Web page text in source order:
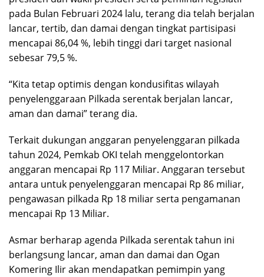
pada Bulan Februari 2024 lalu, terang dia telah berjalan
lancar, tertib, dan damai dengan tingkat partisipasi
mencapai 86,04 %, lebih tinggi dari target nasional
sebesar 79,5 %.
“Kita tetap optimis dengan kondusifitas wilayah
penyelenggaraan Pilkada serentak berjalan lancar,
aman dan damai” terang dia.
Terkait dukungan anggaran penyelenggaran pilkada
tahun 2024, Pemkab OKI telah menggelontorkan
anggaran mencapai Rp 117 Miliar. Anggaran tersebut
antara untuk penyelenggaran mencapai Rp 86 miliar,
pengawasan pilkada Rp 18 miliar serta pengamanan
mencapai Rp 13 Miliar.
Asmar berharap agenda Pilkada serentak tahun ini
berlangsung lancar, aman dan damai dan Ogan
Komering Ilir akan mendapatkan pemimpin yang